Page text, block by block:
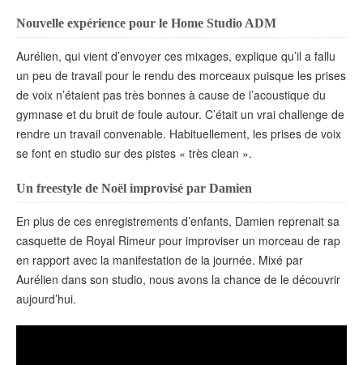
Nouvelle expérience pour le Home Studio ADM
Aurélien, qui vient d’envoyer ces mixages, explique qu’il a fallu
un peu de travail pour le rendu des morceaux puisque les prises
de voix n’étaient pas très bonnes à cause de l’acoustique du
gymnase et du bruit de foule autour. C’était un vrai challenge de
rendre un travail convenable. Habituellement, les prises de voix
se font en studio sur des pistes « très clean ».
Un freestyle de Noël improvisé par Damien
En plus de ces enregistrements d’enfants, Damien reprenait sa
casquette de Royal Rimeur pour improviser un morceau de rap
en rapport avec la manifestation de la journée. Mixé par
Aurélien dans son studio, nous avons la chance de le découvrir
aujourd’hui.